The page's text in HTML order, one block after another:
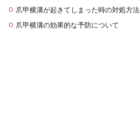
爪甲横溝が起きてしまった時の対処方法
爪甲横溝の効果的な予防について